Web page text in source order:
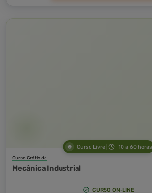
Curso Livre 10 a 60 horas
Curso Grátis de
Mecânica Industrial
CURSO ON-LINE